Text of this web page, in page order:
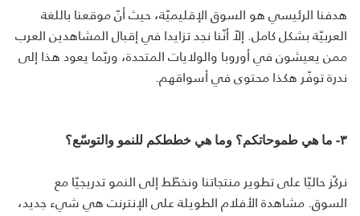
هدفنا الرئيسي هو السوق الإقليميّة، حيث أنّ موقعنا باللغة
العربيّة بشكل كامل. إلاّ أنّنا نجد تزايدا في إقبال المشاهدين العرب
ممن يعيشون في أوروبا والولايات المتحدة، وربّما يعود هذا إلى
ندرة توفّر هكذا محتوى في أسواقهم.
٣- ما هي طموحاتكم؟ وما هي خططكم للنمو والتوسّع؟
نركّز حاليّا على تطوير منتجاتنا ونخطّط إلى النمو تدريجيّا مع
السوق. مشاهدة الأفلام الطويلة على الإنترنت هي شيء جديد،